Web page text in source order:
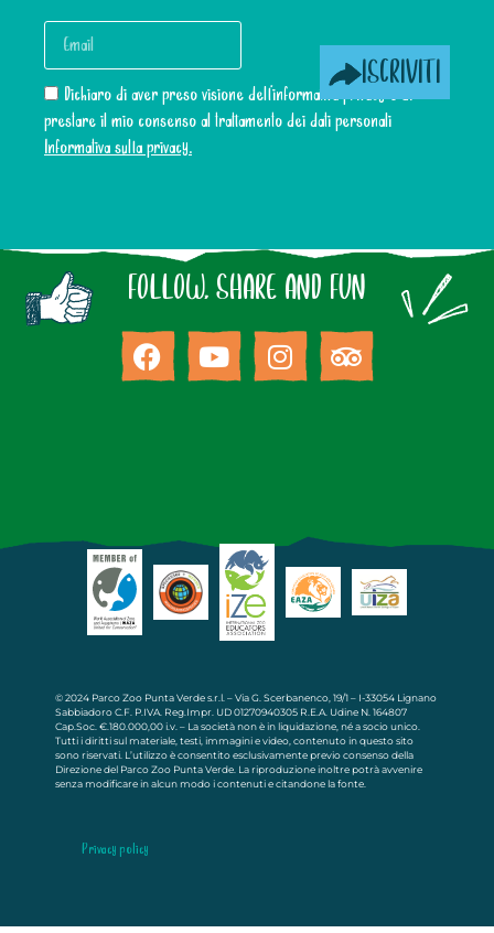
Dichiaro di aver preso visione dell’informativa privacy e di
prestare il mio consenso al trattamento dei dati personali
Informativa sulla privacy.
ISCRIVITI
FOLLOW, SHARE AND FUN
© 2024 Parco Zoo Punta Verde s.r.l. – Via G. Scerbanenco, 19/1 – I-33054 Lignano
Sabbiadoro C.F. P.IVA. Reg.Impr. UD 01270940305 R.E.A. Udine N. 164807
Cap.Soc. €.180.000,00 i.v. – La società non è in liquidazione, né a socio unico.
Tutti i diritti sul materiale, testi, immagini e video, contenuto in questo sito
sono riservati. L’utilizzo è consentito esclusivamente previo consenso della
Direzione del Parco Zoo Punta Verde. La riproduzione inoltre potrà avvenire
senza modificare in alcun modo i contenuti e citandone la fonte.
Privacy policy